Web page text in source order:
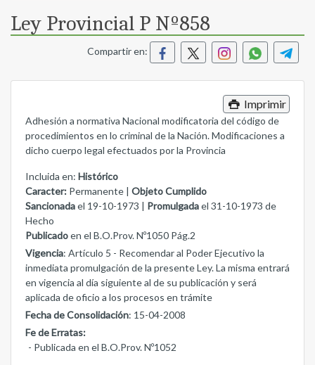
Ley Provincial P Nº858
Compartir en:
Imprimir
Adhesión a normativa Nacional modificatoria del código de
procedimientos en lo criminal de la Nación. Modificaciones a
dicho cuerpo legal efectuados por la Provincia
Incluida en: Histórico
Caracter: Permanente | Objeto Cumplido
Sancionadael 19-10-1973 | Promulgadael 31-10-1973 de
Hecho
Publicadoen el B.O.Prov. Nº1050 Pág.2
Vigencia: Artículo 5 - Recomendar al Poder Ejecutivo la
inmediata promulgación de la presente Ley. La misma entrará
en vigencia al día siguiente al de su publicación y será
aplicada de oficio a los procesos en trámite
Fecha de Consolidación: 15-04-2008
Fe de Erratas:
- Publicada en el B.O.Prov. Nº1052